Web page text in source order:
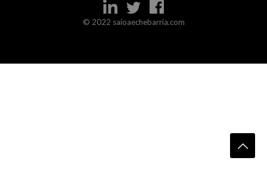
© 2022 saioaechebarria.com